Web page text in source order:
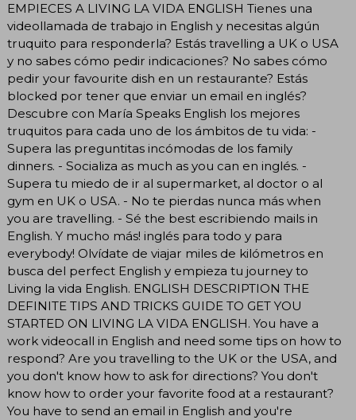
EMPIECES A LIVING LA VIDA ENGLISH Tienes una
videollamada de trabajo in English y necesitas algún
truquito para responderla? Estás travelling a UK o USA
y no sabes cómo pedir indicaciones? No sabes cómo
pedir your favourite dish en un restaurante? Estás
blocked por tener que enviar un email en inglés?
Descubre con María Speaks English los mejores
truquitos para cada uno de los ámbitos de tu vida: -
Supera las preguntitas incómodas de los family
dinners. - Socializa as much as you can en inglés. -
Supera tu miedo de ir al supermarket, al doctor o al
gym en UK o USA. - No te pierdas nunca más when
you are travelling. - Sé the best escribiendo mails in
English. Y mucho más! inglés para todo y para
everybody! Olvídate de viajar miles de kilómetros en
busca del perfect English y empieza tu journey to
Living la vida English. ENGLISH DESCRIPTION THE
DEFINITE TIPS AND TRICKS GUIDE TO GET YOU
STARTED ON LIVING LA VIDA ENGLISH. You have a
work videocall in English and need some tips on how to
respond? Are you travelling to the UK or the USA, and
you don't know how to ask for directions? You don't
know how to order your favorite food at a restaurant?
You have to send an email in English and you're